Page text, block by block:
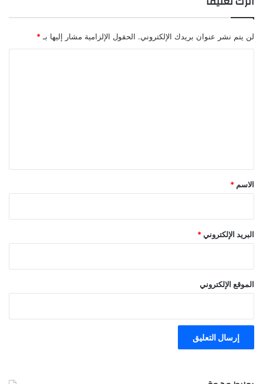
لن يتم نشر عنوان بريدك الإلكتروني. الحقول الإلزامية مشار إليها بـ *
*
الاسم *
البريد الإلكتروني*
الموقع الإلكتروني